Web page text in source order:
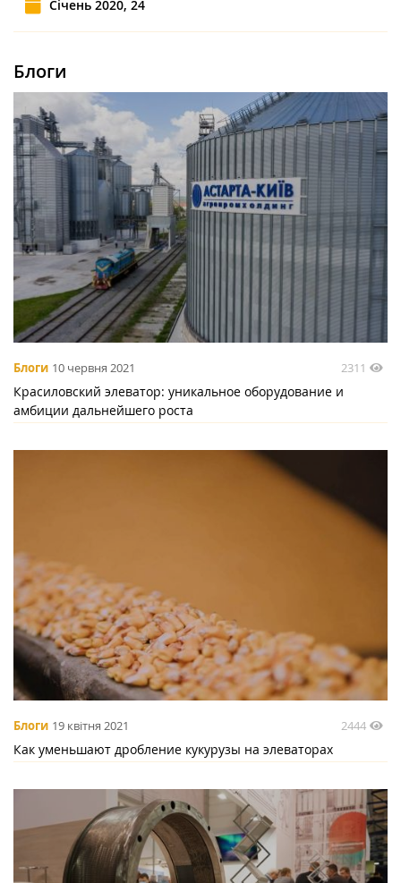
Січень 2020, 24
Блоги
Блоги 10 червня 2021 2311
Красиловский элеватор: уникальное оборудование и
амбиции дальнейшего роста
Блоги 19 квітня 2021 2444
Как уменьшают дробление кукурузы на элеваторах